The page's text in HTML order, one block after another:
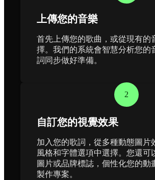
上傳您的音樂
首先上傳您的歌曲，或從現有的
擇。我們的系統會智慧分析您的
詞同步做好準備。
2
自訂您的視覺效果
加入您的歌詞，從多種動態圖片
風格和字體選項中選擇。您還可
圖片或品牌標誌，個性化您的動
製作專案。